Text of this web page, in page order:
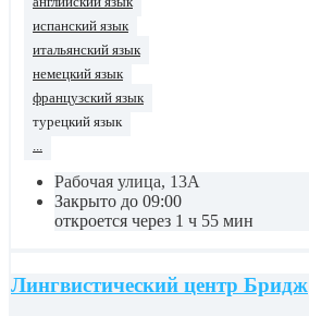
испанский язык
итальянский язык
немецкий язык
французский язык
турецкий язык
...
Рабочая улица, 13А
Закрыто до 09:00
откроется через 1 ч 55 мин
Лингвистический центр Бридж